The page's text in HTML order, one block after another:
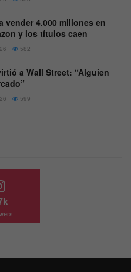
vender 4.000 millones en
y los títulos caen
582
a Wall Street: “Alguien
599